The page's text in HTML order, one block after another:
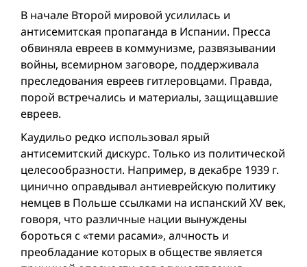
В начале Второй мировой усилилась и
антисемитская пропаганда в Испании. Пресса
обвиняла евреев в коммунизме, развязывании
вой­ны, всемирном заговоре, поддерживала
преследования евреев гитлеровцами. Правда,
порой встречались и материалы, защищавшие
евреев.
Каудильо редко использовал ярый
антисемитский дискурс. Только из политической
целесообразности. Например, в декабре 1939 г.
цинично оправдывал антиеврейскую политику
немцев в Польше ссылками на испанский XV век,
говоря, что различные нации вынуждены
бороться с «теми расами», алчность и
преобладание которых в обществе является